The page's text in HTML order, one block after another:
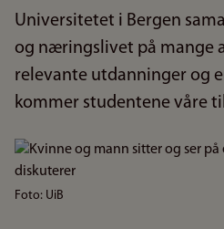
Universitetet i Bergen
og næringslivet på mange
relevante utdanninger og
kommer studentene våre
Bilde
Foto: UiB